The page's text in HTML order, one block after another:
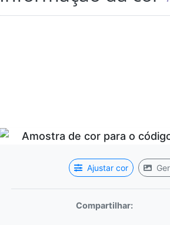
Ajustar cor
Compartilhar: